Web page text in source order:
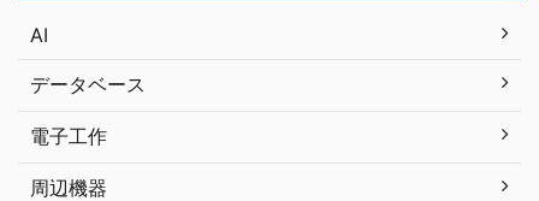
AI
データベース
電子工作
周辺機器